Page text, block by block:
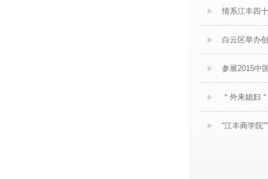
情系江丰四
白云区举办
参展2015中
＂外来媳妇
“江丰商学院